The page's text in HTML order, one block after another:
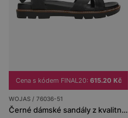
Cena s kódem FINAL20: 615.20 Kč
WOJAS / 76036-51
Černé dámské sandály z kvalitní hladké kůže